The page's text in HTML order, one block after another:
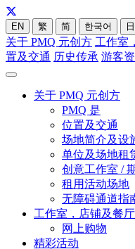
EN 繁 简 한국어
关于 PMQ 元创方 工作室
置及交通 历史传承 游客
关于 PMQ 元创方
PMQ 是
位置及交通
场地简介及设
单位及场地租
创意工作室 /
租用活动场地
无障碍通道指
工作室，店铺及餐厅
网上购物
精彩活动